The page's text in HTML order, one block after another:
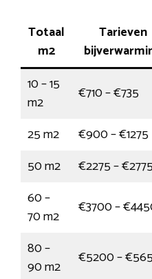
Totaal
m2
Tarieven
10 – 15
m2
€710 – €735
25 m2
€900 – €1275
50 m2
€2275 – €2775
60 –
70 m2
€3700 –
80 –
90 m2
€5200 –